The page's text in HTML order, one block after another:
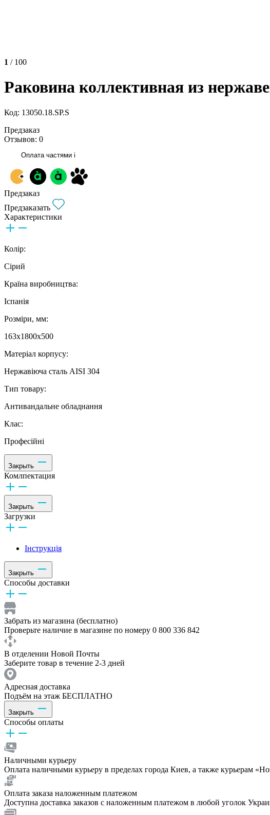
1 / 100
Раковина коллективная из
Код: 13050.18.SP.S
Предзаказ
Отзывов: 0
Оплата частями i
Предзаказ
Предзаказать
Характеристики
Колір:
Сірий
Країна виробництва:
Іспанія
Розміри, мм:
163х1800х500
Матеріал корпусу:
Нержавіюча сталь AISI 304
Тип товару:
Антивандальне обладнання
Клас:
Професійні
Закрыть
Комлпектация
Закрыть
Загрузки
Інструкція
Закрыть
Способы доставки
Забрать из магазина (бесплатно)
Проверьте наличие в магазине по номеру 0 800 336 842
В отделении Новой Почты
Заберите товар в течение 2-3 дней
Адресная доставка
Подъём на этаж БЕСПЛАТНО
Закрыть
Способы оплаты
Наличными курьеру
Оплата наличными курьеру в пределах города Киев, а также курьерам
Оплата заказа наложенным платежом
Доступна доставка заказов с наложенным платежом в любой уголок